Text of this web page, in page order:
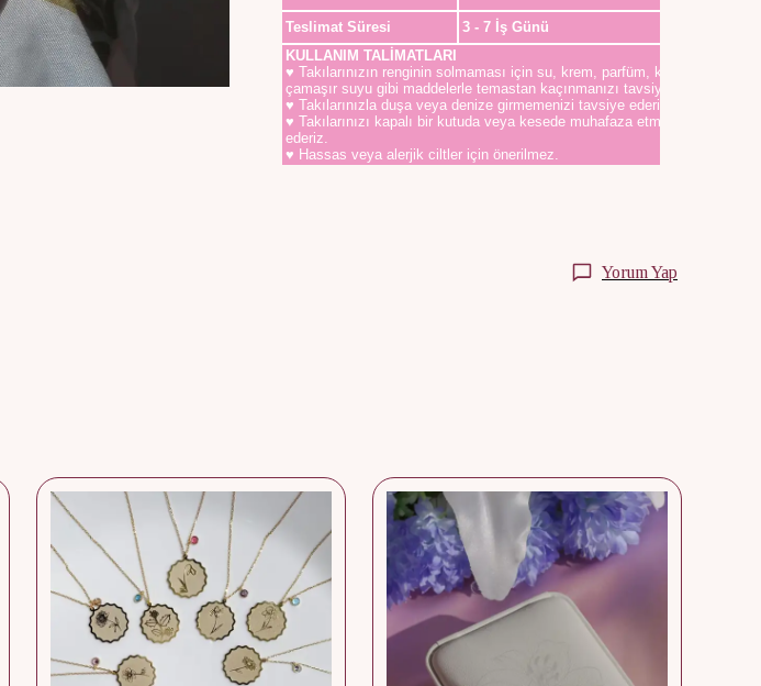
Teslimat Süresi
3 - 7 İş Günü
KULLANIM TALİMATLARI
♥ Takılarınızın renginin solmaması için su, krem, parfüm, kolonya,
çamaşır suyu gibi maddelerle temastan kaçınmanızı tavsiye ederiz.
♥ Takılarınızla duşa veya denize girmemenizi tavsiye ederiz.
♥ Takılarınızı kapalı bir kutuda veya kesede muhafaza etmenizi tavsiye
ederiz.
♥ Hassas veya alerjik ciltler için önerilmez.
Yorum Yap